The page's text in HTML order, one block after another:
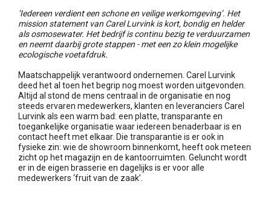
‘Iedereen verdient een schone en veilige werkomgeving’. Het
mission statement van Carel Lurvink is kort, bondig en helder
als osmosewater. Het bedrijf is continu bezig te verduurzamen
en neemt daarbij grote stappen - met een zo klein mogelijke
ecologische voetafdruk.
Maatschappelijk verantwoord ondernemen. Carel Lurvink
deed het al toen het begrip nog moest worden uitgevonden.
Altijd al stond de mens centraal in de organisatie en nog
steeds ervaren medewerkers, klanten en leveranciers Carel
Lurvink als een warm bad: een platte, transparante en
toegankelijke organisatie waar iedereen benaderbaar is en
contact heeft met elkaar. Die transparantie is er ook in
fysieke zin: wie de showroom binnenkomt, heeft ook meteen
zicht op het magazijn en de kantoorruimten. Geluncht wordt
er in de eigen brasserie en dagelijks is er voor alle
medewerkers ‘fruit van de zaak’.